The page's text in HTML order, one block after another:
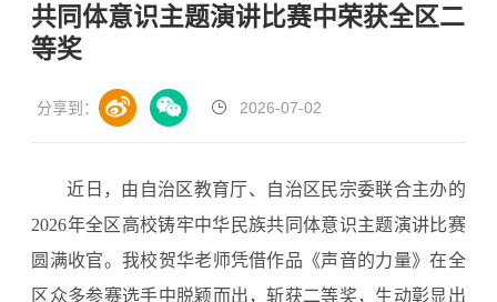
共同体意识主题演讲比赛中荣获全区二
等奖
分享到： 2026-07-02
近日，由自治区教育厅、自治区民宗委联合主办的
2026年全区高校铸牢中华民族共同体意识主题演讲比赛
圆满收官。我校贺华老师凭借作品《声音的力量》在全
区众多参赛选手中脱颖而出，斩获二等奖，生动彰显出